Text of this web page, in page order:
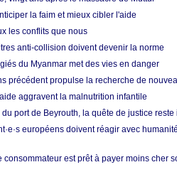
la faim et mieux cibler l'aide
les conflits que nous
anti-collision doivent devenir la norme
du Myanmar met des vies en danger
précédent propulse la recherche de
aggravent la malnutrition infantile
port de Beyrouth, la quête de justice reste
européens doivent réagir avec
consommateur est prêt à payer moins cher